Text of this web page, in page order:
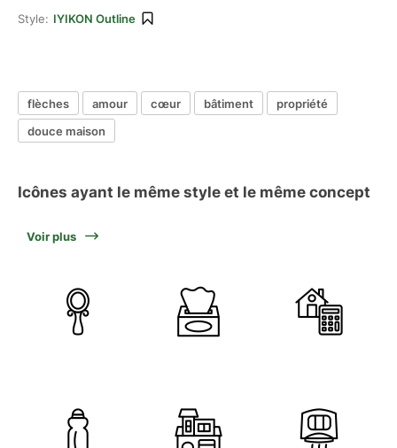
Style: IYIKON Outline
flèches amour cœur bâtiment
propriété
douce maison
Icônes ayant le même style et le même concept
Voir plus